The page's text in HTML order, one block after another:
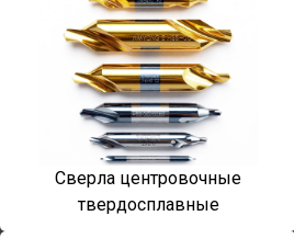
Сверла центровочные
твердосплавные